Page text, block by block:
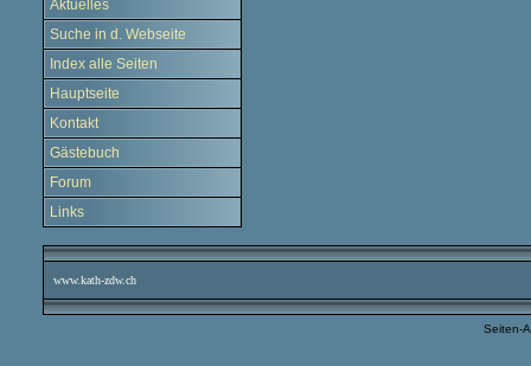
Aktuelles
Suche in d. Webseite
Index alle Seiten
Hauptseite
Kontakt
Gästebuch
Forum
Links
www.kath-zdw.ch
Seiten-